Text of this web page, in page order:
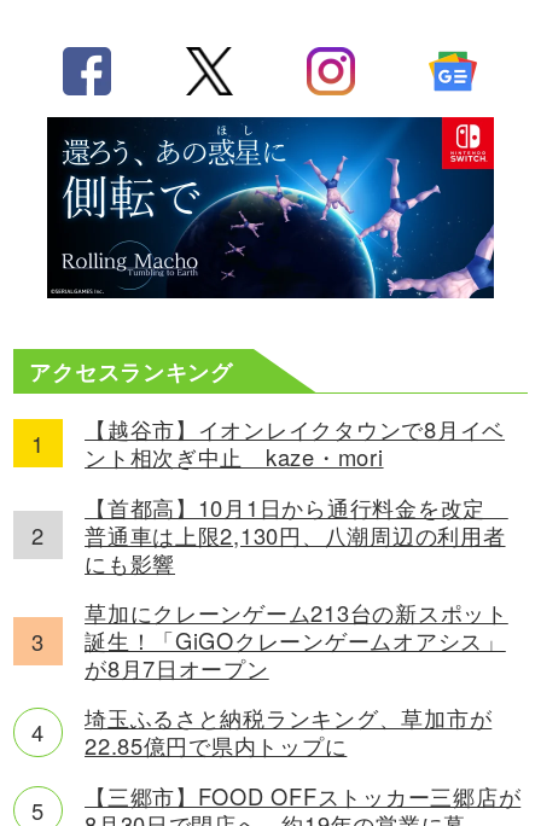
アクセスランキング
【越谷市】イオンレイクタウンで8月イベ
ント相次ぎ中止 kaze・mori
【首都高】10月1日から通行料金を改定
普通車は上限2,130円、八潮周辺の利用者
にも影響
草加にクレーンゲーム213台の新スポット
誕生！「GiGOクレーンゲームオアシス」
が8月7日オープン
埼玉ふるさと納税ランキング、草加市が
22.85億円で県内トップに
【三郷市】FOOD OFFストッカー三郷店が